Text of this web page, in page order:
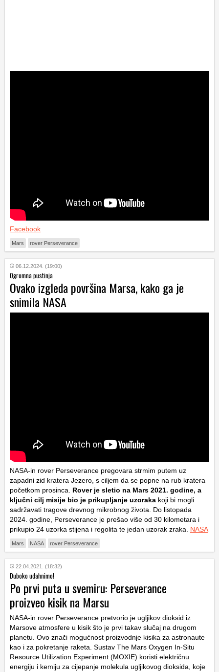
Facebook
Mars rover Perseverance
06.12.2024. (19:00)
Ogromna pustinja
Ovako izgleda površina Marsa, kako ga je
snimila NASA
NASA-in rover Perseverance pregovara strmim putem uz
zapadni zid kratera Jezero, s ciljem da se popne na rub kratera
početkom prosinca. Rover je sletio na Mars 2021. godine, a
ključni cilj misije bio je prikupljanje uzoraka koji bi mogli
sadržavati tragove drevnog mikrobnog života. Do listopada
2024. godine, Perseverance je prešao više od 30 kilometara i
prikupio 24 uzorka stijena i regolita te jedan uzorak zraka. NASA
Mars NASA rover Perseverance
22.04.2021. (18:32)
Duboko udahnimo!
Po prvi puta u svemiru: Perseverance
proizveo kisik na Marsu
NASA-in rover Perseverance pretvorio je ugljikov dioksid iz
Marsove atmosfere u kisik što je prvi takav slučaj na drugom
planetu. Ovo znači mogućnost proizvodnje kisika za astronaute
kao i za pokretanje raketa. Sustav The Mars Oxygen In-Situ
Resource Utilization Experiment (MOXIE) koristi električnu
energiju i kemiju za cijepanje molekula ugljikovog dioksida, koje